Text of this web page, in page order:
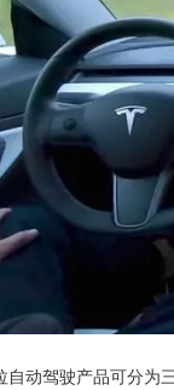
自动驾驶产品可分为